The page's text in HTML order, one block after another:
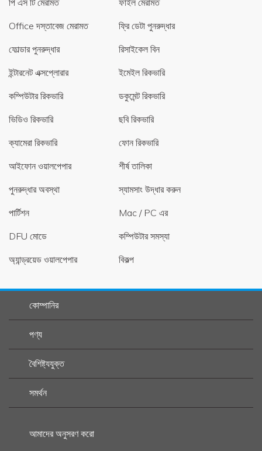
পি এস টি মেরামত
ফাইল মেরামত
Office দস্তাবেজ মেরামত
ফ্রি ডেটা পুনরুদ্ধার
ফোল্ডার পুনরুদ্ধার
রিসাইকেল বিন
ইন্টারনেট এক্সপ্লোরার
ইমেইল রিকভারি
কম্পিউটার রিকভারি
ডকুমেন্ট রিকভারি
ভিডিও রিকভারি
ছবি রিকভারি
ক্যামেরা রিকভারি
ফোন রিকভারি
আইফোন ওয়ালপেপার
শীর্ষ তালিকা
পুনরুদ্ধার অবস্থা
স্যামসাং উদ্ধার করুন
পার্টিশন
Mac / PC এর
DFU মোডে
কম্পিউটার সমস্যা
অ্যান্ড্রয়েড ওয়ালপেপার
বিকল্প
কোম্পানির
পণ্য
বৈশিষ্ট্যযুক্ত
সমর্থন
আমাদের অনুসরণ করো